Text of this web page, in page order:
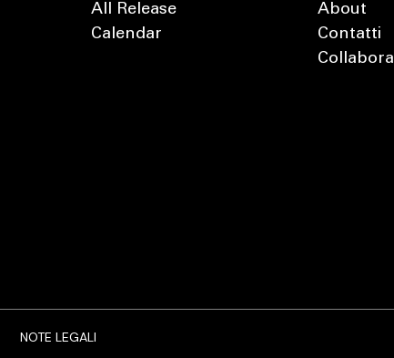
All Release
Calendar
About
Contatti
Collabora
NOTE LEGALI